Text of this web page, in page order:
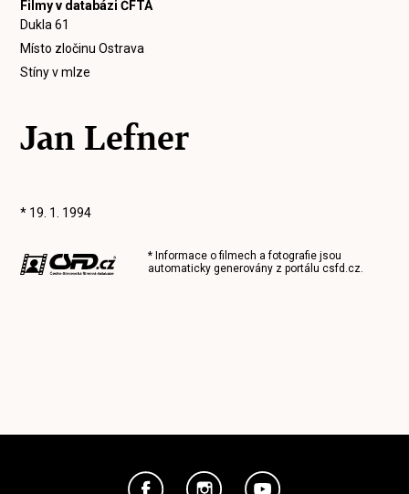
Filmy v databázi ČFTA
Dukla 61
Místo zločinu Ostrava
Stíny v mlze
Jan Lefner
* 19. 1. 1994
* Informace o filmech a fotografie jsou
automaticky generovány z portálucsfd.cz.